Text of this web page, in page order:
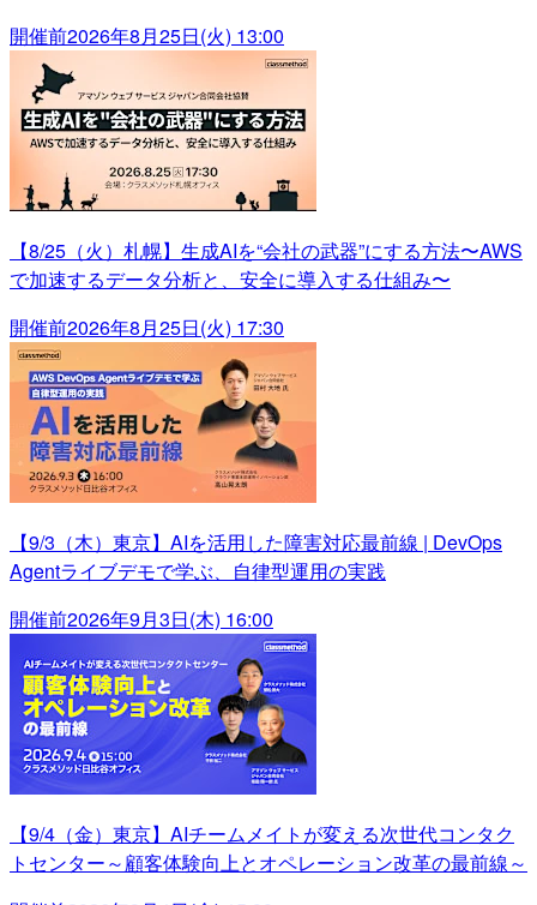
開催前2026年8月25日(火) 13:00
【8/25（火）札幌】生成AIを“会社の武器”にする方法〜AWS
で加速するデータ分析と、安全に導入する仕組み〜
開催前2026年8月25日(火) 17:30
【9/3（木）東京】AIを活用した障害対応最前線 | DevOps
Agentライブデモで学ぶ、自律型運用の実践
開催前2026年9月3日(木) 16:00
【9/4（金）東京】AIチームメイトが変える次世代コンタク
トセンター～顧客体験向上とオペレーション改革の最前線～